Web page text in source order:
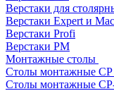
Верстаки для
Верстаки Expert и
Верстаки Profi
Верстаки РМ
Монтажные столы
Столы монтажные СP
Столы монтажные